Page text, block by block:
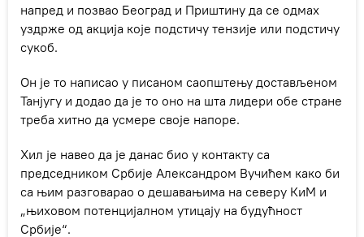
напред и позвао Београд и Приштину да се одмах
уздрже од акција које подстичу тензије или подстичу
сукоб.
Он је то написао у писаном саопштењу достављеном
Танјугу и додао да је то оно на шта лидери обе стране
треба хитно да усмере своје напоре.
Хил је навео да је данас био у контакту са
председником Србије Александром Вучићем како би
са њим разговарао о дешавањима на северу КиМ и
„њиховом потенцијалном утицају на будућност
Србије“.